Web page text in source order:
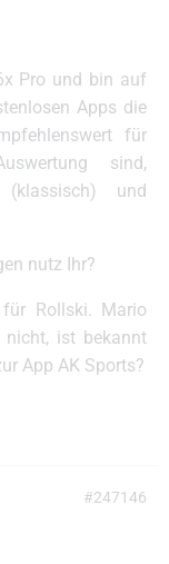
Pro und bin auf
Apps die
für
sind,
und
nutz Ihr?
Rollski. Mario
nicht, ist bekannt
App AK Sports?
#247146